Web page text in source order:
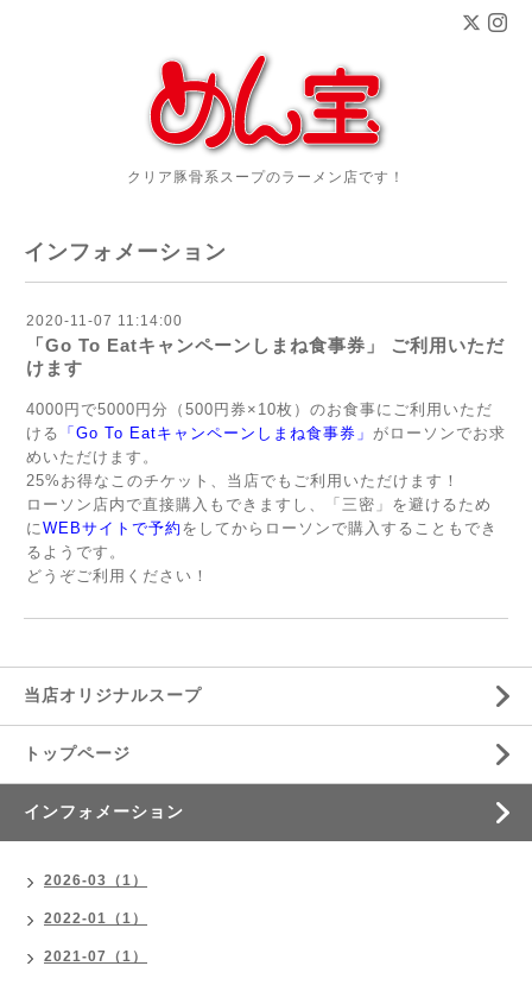
クリア豚骨系スープのラーメン店です！
インフォメーション
2020-11-07 11:14:00
「Go To Eatキャンペーンしまね食事券」 ご利用いただ
けます
4000円で5000円分（500円券×10枚）のお食事にご利用いただ
ける 「Go To Eatキャンペーンしまね食事券」 がローソンでお求
めいただけます。
25%お得なこのチケット、当店でもご利用いただけます！
ローソン店内で直接購入もできますし、「三密」を避けるため
にWEBサイトで予約 をしてからローソンで購入することもでき
るようです。
どうぞご利用ください！
当店オリジナルスープ
トップページ
インフォメーション
2026-03（1）
2022-01（1）
2021-07（1）